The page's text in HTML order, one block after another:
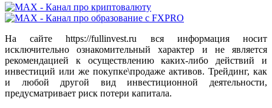
На сайте https://fullinvest.ru вся информация носит
исключительно ознакомительный характер и не является
рекомендацией к осуществлению каких-либо действий и
инвестиций или же покупке\продаже активов. Трейдинг, как
и любой другой вид инвестиционной деятельности,
предусматривает риск потери капитала.